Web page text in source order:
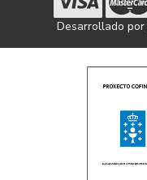
Desarrollado por